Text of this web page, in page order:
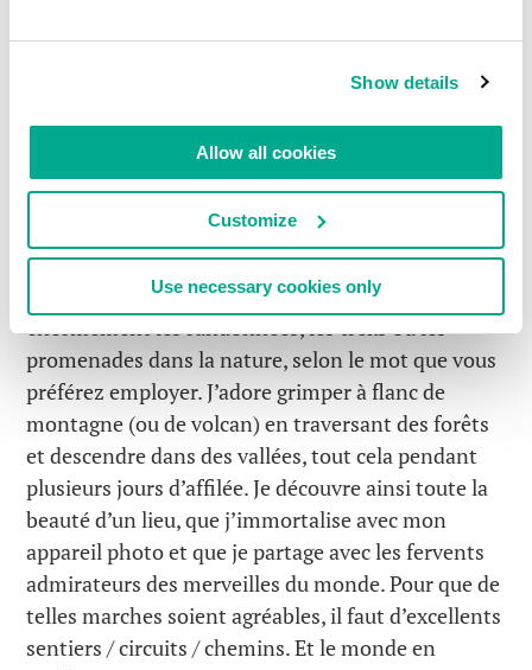
Show details
Allow all cookies
Customize
Use necessary cookies only
en trouver une sur cette plage. Il semblerait que le
premier groupe de touristes de la saison en ait
bien qu’elle se révèlerait très pratique pour ceux
qui viendraient après.
A présent, parlons de la « nouvelle » principale de
cet article…
Comme vous l’aurez remarqué, j’apprécie
énormément les randonnées, les treks ou les
promenades dans la nature, selon le mot que vous
préférez employer. J’adore grimper à flanc de
montagne (ou de volcan) en traversant des forêts
et descendre dans des vallées, tout cela pendant
plusieurs jours d’affilée. Je découvre ainsi toute la
beauté d’un lieu, que j’immortalise avec mon
appareil photo et que je partage avec les fervents
admirateurs des merveilles du monde. Pour que de
telles marches soient agréables, il faut d’excellents
sentiers / circuits / chemins. Et le monde en